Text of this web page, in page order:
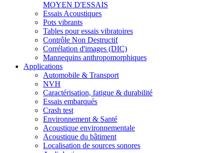
MOYEN D'ESSAIS
Essais Acoustiques
Pots vibrants
Tables pour essais vibratoires
Contrôle Non Destructif
Corrélation d'images (DIC)
Mannequins anthropomorphiques
Applications
Automobile & Transport
NVH
Caractérisation, fatigue & durabilité
Essais embarqués
Crash test
Environnement & Santé
Acoustique environnementale
Acoustique du bâtiment
Localisation de sources sonores